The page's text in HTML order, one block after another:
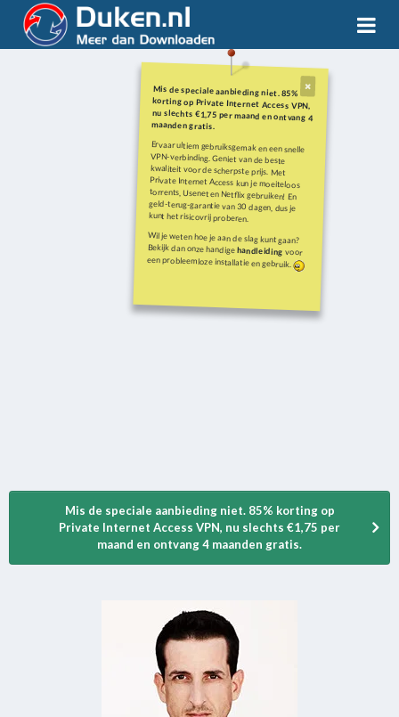
Mis de speciale aanbieding niet. 85%
korting op Private Internet Access VPN,
nu slechts €1,75 per maand en ontvang 4
maanden gratis.
Ervaar ultiem gebruiksgemak en een snelle
VPN-verbinding. Geniet van de beste
kwaliteit voor de scherpste prijs. Met
Private Internet Access kun je moeiteloos
torrents, Usenet en Netflix gebruiken! En
geld-terug-garantie van 30 dagen, dus je
kunt het risicovrij proberen.
Wil je weten hoe je aan de slag kunt gaan?
Bekijk dan onze handigehandleiding voor
een probleemloze installatie en gebruik.
Mis de speciale aanbieding niet. 85% korting op
Private Internet Access VPN, nu slechts €1,75 per
maand en ontvang 4 maanden gratis.